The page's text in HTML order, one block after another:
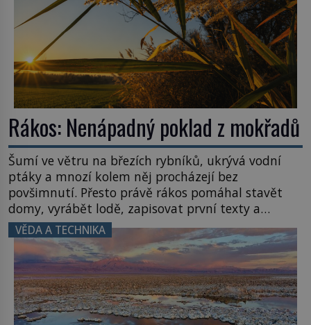
Rákos: Nenápadný poklad z mokřadů
Šumí ve větru na březích rybníků, ukrývá vodní
ptáky a mnozí kolem něj procházejí bez
povšimnutí. Přesto právě rákos pomáhal stavět
domy, vyrábět lodě, zapisovat první texty a
inspiroval řadu pověstí. Tato skromná, ale
užitečná rostlina provází člověka už tisíce let.
Většina lidí vnímá rákos jen jako obyčejnou kulisu
letního koupání. Stačí se však podívat […]
VĚDA A TECHNIKA